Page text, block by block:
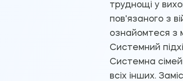
труднощі у
пов'язаного з
ознайомтеся з
Системний
Системна
всіх інших.